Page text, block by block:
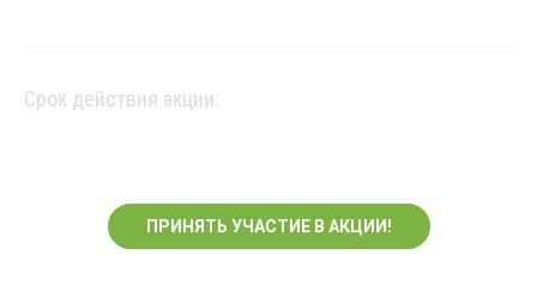
Срок действия акции:
ПРИНЯТЬ УЧАСТИЕ В АКЦИИ!